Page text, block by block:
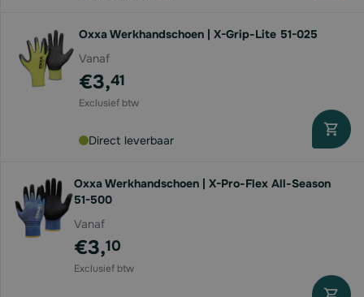
Oxxa Werkhandschoen | X-Grip-Lite 51-025
Vanaf
€3,41
Direct leverbaar
Oxxa Werkhandschoen | X-Pro-Flex All-Season
51-500
Vanaf
€3,10